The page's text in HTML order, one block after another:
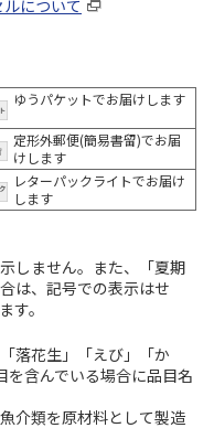
について
ゆうパケットでお届けします
定形外郵便(簡易書留)でお届
けします
レターパックライトでお届け
します
しません。また、「夏期
は、記号での表示はせ
す。
落花生」「えび」「か
を含んでいる場合に品目名
介類を原材料として製造